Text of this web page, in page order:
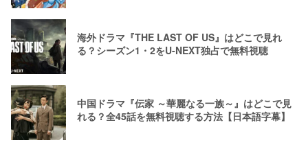
海外ドラマ『THE LAST OF US』はどこで見れ
る？シーズン1・2をU-NEXT独占で無料視聴
中国ドラマ『伝家 ～華麗なる一族～』はどこで見
れる？全45話を無料視聴する方法【日本語字幕】